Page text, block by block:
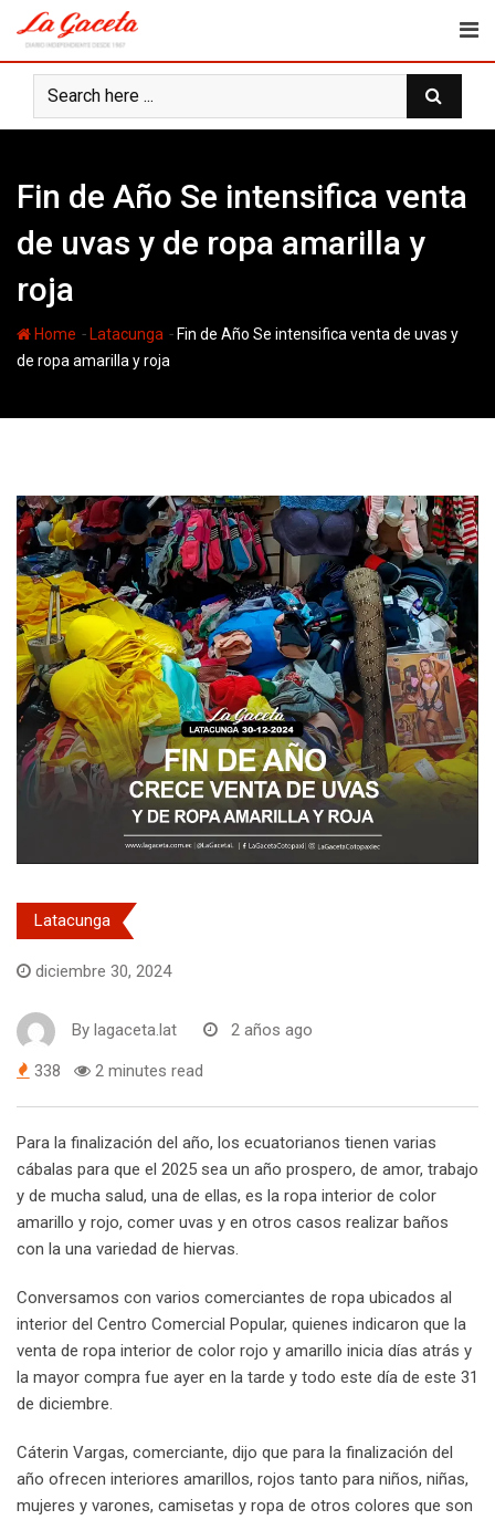
content
Fin de Año Se intensifica venta
de uvas y de ropa amarilla y
roja
Home - Latacunga - Fin de Año Se intensifica venta de uvas y
de ropa amarilla y roja
Latacunga
diciembre 30, 2024
By lagaceta.lat 2 años ago
338 2 minutes read
Para la finalización del año, los ecuatorianos tienen varias
cábalas para que el 2025 sea un año prospero, de amor, trabajo
y de mucha salud, una de ellas, es la ropa interior de color
amarillo y rojo, comer uvas y en otros casos realizar baños
con la una variedad de hiervas.
Conversamos con varios comerciantes de ropa ubicados al
interior del Centro Comercial Popular, quienes indicaron que la
venta de ropa interior de color rojo y amarillo inicia días atrás y
la mayor compra fue ayer en la tarde y todo este día de este 31
de diciembre.
Cáterin Vargas, comerciante, dijo que para la finalización del
año ofrecen interiores amarillos, rojos tanto para niños, niñas,
mujeres y varones, camisetas y ropa de otros colores que son